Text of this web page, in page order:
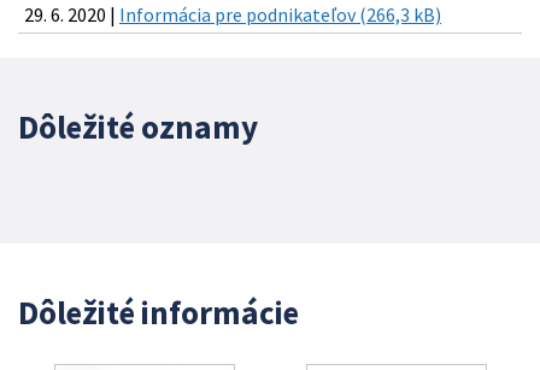
29. 6. 2020 | Informácia pre podnikateľov (266,3 kB)
Dôležité oznamy
Dôležité informácie